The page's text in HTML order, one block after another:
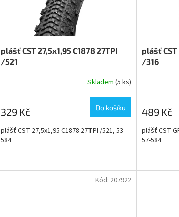
plášť CST 27,5x1,95 C1878 27TPI
/521
Skladem (5 ks)
329 Kč Do košíku
plášť CST 27,5x1,95 C1878 27TPI /521, 53-
584
plášť CST
/316
489 Kč
plášť CST
57-584
Kód: 207922